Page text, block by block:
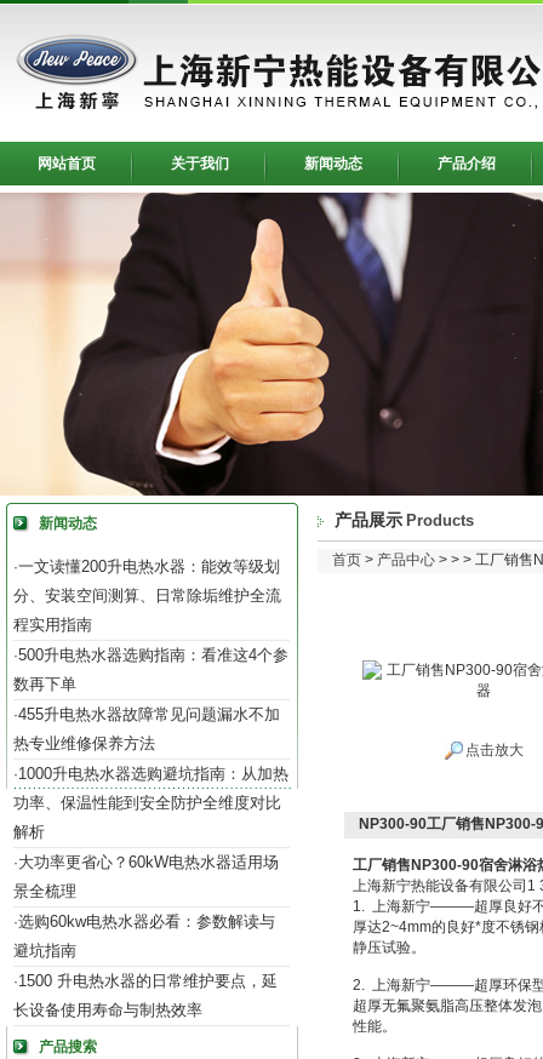
网站首页 关于我们 新闻动态 产品介绍
新闻动态
·一文读懂200升电热水器：能效等级划
分、安装空间测算、日常除垢维护全流
程实用指南
·500升电热水器选购指南：看准这4个参
数再下单
·455升电热水器故障常见问题漏水不加
热专业维修保养方法
·1000升电热水器选购避坑指南：从加热
功率、保温性能到安全防护全维度对比
解析
·大功率更省心？60kW电热水器适用场
景全梳理
·选购60kw电热水器必看：参数解读与
避坑指南
·1500 升电热水器的日常维护要点，延
长设备使用寿命与制热效率
产品搜索
产品展示 Products
首页 > 产品中心 > > > 工厂销售
点击放大
NP300-90工厂销售NP300-
工厂销售NP300-90宿舍淋浴
上海新宁热能设备有限公司1
1. 上海新宁———超厚良好
厚达2~4mm的良好*度不锈
静压试验。
2. 上海新宁———超厚环保型
超厚无氟聚氨脂高压整体发
性能。